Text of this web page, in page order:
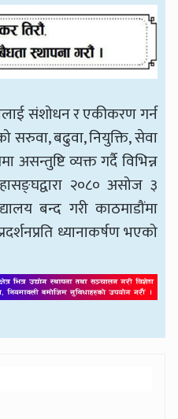
संशोधन र एकीकरण गर्न
बढुवा, नियुक्ति, सेवा
व्यक्त गर्दै विभिन्न
२०८० असोज ३
बन्द गरी काठमाडौंमा
ध्यानाकर्षण भएको